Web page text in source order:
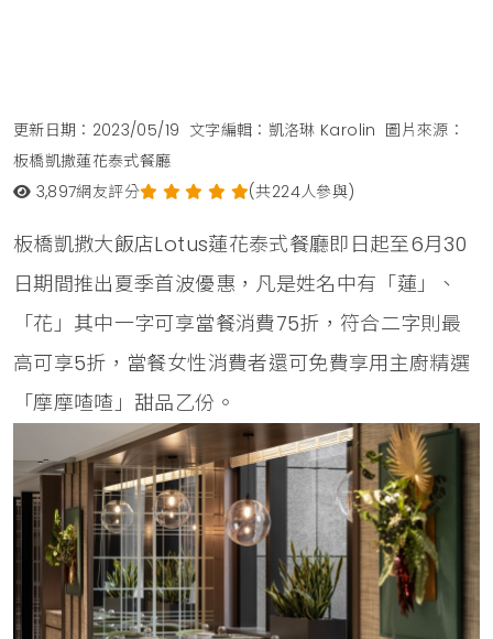
更新日期：2023/05/19 文字編輯：凱洛琳 Karolin 圖片來源：
板橋凱撒蓮花泰式餐廳
3,897網友評分 (共224人參與)
板橋凱撒大飯店Lotus蓮花泰式餐廳即日起至6月30
日期間推出夏季首波優惠，凡是姓名中有「蓮」、
「花」其中一字可享當餐消費75折，符合二字則最
高可享5折，當餐女性消費者還可免費享用主廚精選
「摩摩喳喳」甜品乙份。